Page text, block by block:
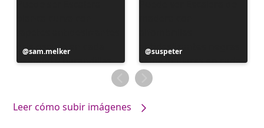
Publicación
realizada
sam.melker
Publicación
realizada
por
suspeter
Leer cómo subir imágenes